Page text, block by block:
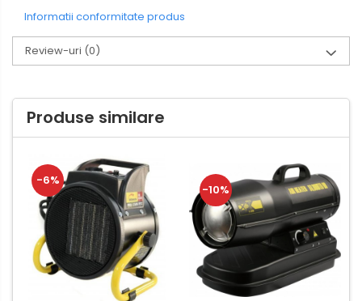
Informatii conformitate produs
Review-uri (0)
Produse similare
-6%
-10%